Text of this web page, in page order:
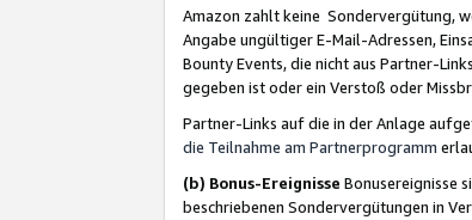
Amazon zahlt keine Sondervergütung,
Angabe ungültiger E-Mail-Adressen,
Bounty Events, die nicht aus Partner-
gegeben ist oder ein Verstoß oder
Partner-Links auf die in der Anlage
die Teilnahme am Partnerprogramm
(b) Bonus-Ereignisse Bonusereignisse
beschriebenen Sondervergütungen in